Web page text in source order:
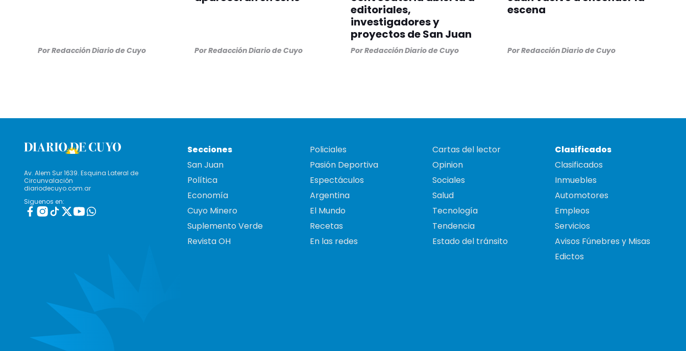
PorRedacción Diario de Cuyo PorRedacción Diario de Cuyo
editoriales,
investigadores y
proyectos de San Juan
PorRedacción Diario de Cuyo
escena
PorRedacción Diario de Cuyo
Av. Alem Sur 1639. Esquina Lateral de
Circunvalación
diariodecuyo.com.ar
Siguenos en:
Secciones
San Juan
Política
Economía
Cuyo Minero
Suplemento Verde
Revista OH
Policiales
Pasión Deportiva
Espectáculos
Argentina
El Mundo
Recetas
En las redes
Cartas del lector
Opinion
Sociales
Salud
Tecnología
Tendencia
Estado del tránsito
Clasificados
Clasificados
Inmuebles
Automotores
Empleos
Servicios
Avisos Fúnebres y Misas
Edictos